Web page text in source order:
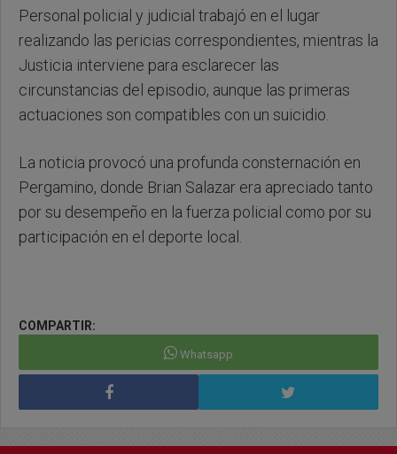
Personal policial y judicial trabajó en el lugar
realizando las pericias correspondientes, mientras la
Justicia interviene para esclarecer las
circunstancias del episodio, aunque las primeras
actuaciones son compatibles con un suicidio.
La noticia provocó una profunda consternación en
Pergamino, donde Brian Salazar era apreciado tanto
por su desempeño en la fuerza policial como por su
participación en el deporte local.
COMPARTIR:
Whatsapp